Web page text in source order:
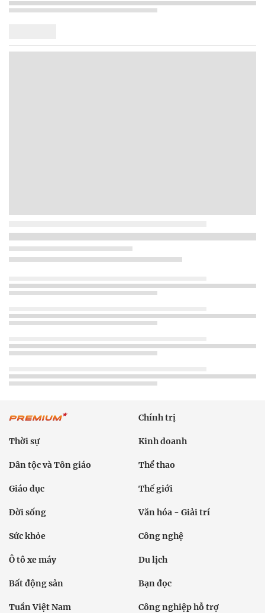
Chính trị
Thời sự Kinh doanh
Dân tộc và Tôn giáo Thể thao
Giáo dục Thế giới
Đời sống Văn hóa - Giải trí
Sức khỏe Công nghệ
Ô tô xe máy Du lịch
Bất động sản Bạn đọc
Tuần Việt Nam Công nghiệp hỗ trợ